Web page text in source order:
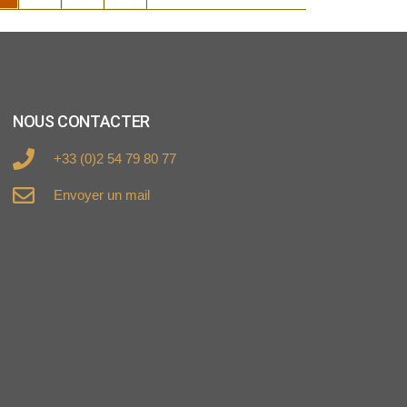
NOUS CONTACTER
+33 (0)2 54 79 80 77
Envoyer un mail